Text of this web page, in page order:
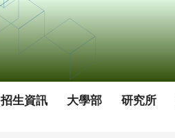
招生資訊 大學部 研究所